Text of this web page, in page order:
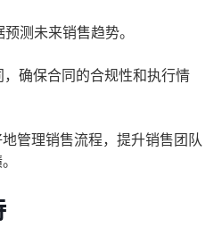
测未来销售趋势。
，确保合同的合规性和执行情
管理销售流程，提升销售团队